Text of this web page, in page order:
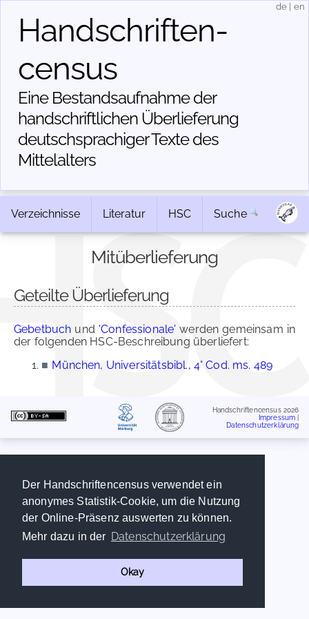
Der Handschriftencensus verwendet ein
anonymes Statistik-Cookie, um die Nutzung
der Online-Präsenz auswerten zu können.
Mehr dazu in der Datenschutzerklärung
Okay
Handschriften­
census
Eine Bestandsaufnahme der
handschriftlichen Über­lieferung
deutschsprachiger Texte des
Mittelalters
de en
Verzeichnisse Literatur HSC Suche
Mitüberlieferung
Geteilte Überlieferung
Gebetbuch und 'Confessionale' werden gemeinsam in
der folgenden HSC-Beschreibung überliefert:
■ München, Universitätsbibl., 4° Cod. ms. 489
Handschriftencensus 2026
Impressum
Datenschutzerklärung